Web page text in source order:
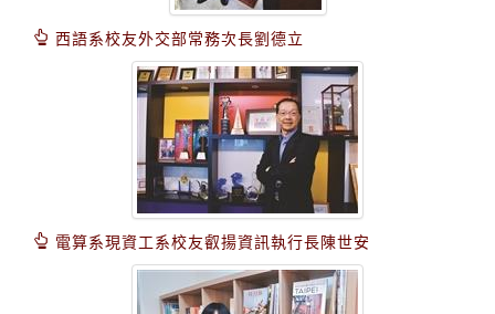
西語系校友外交部常務次長劉德立
電算系現資工系校友叡揚資訊執行長陳世安